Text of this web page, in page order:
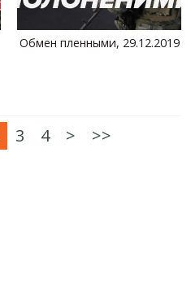
Обмен пленными, 29.12.2019
3 4 > >>